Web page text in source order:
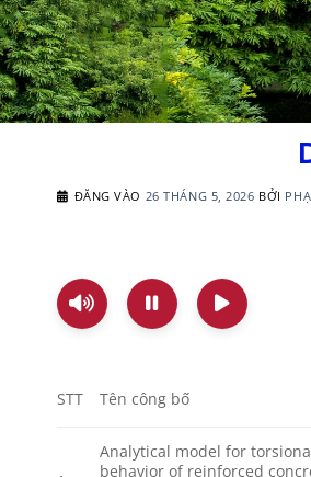
ĐĂNG VÀO 26 THÁNG 5, 2026 BỞI
STT Tên công bố
Analytical model for
behavior of reinforced